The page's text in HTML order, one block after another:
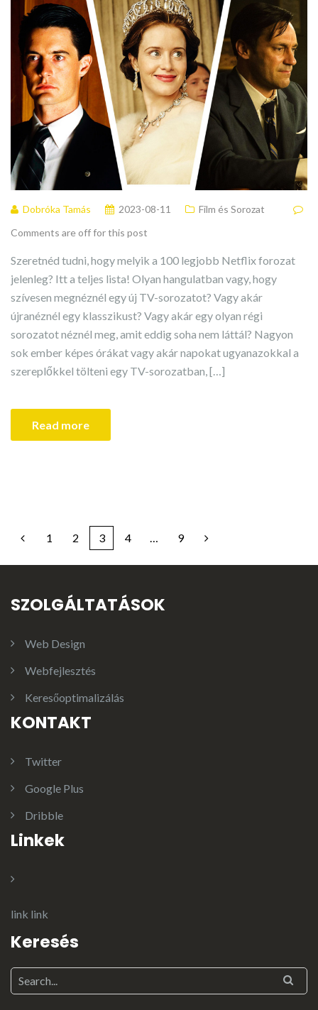
Dobróka Tamás 2023-08-11
Film és Sorozat
Comments are off for this post
Szeretnéd tudni, hogy melyik a 100 legjobb Netflix forozat
jelenleg? Itt a teljes lista! Olyan hangulatban vagy, hogy
szívesen megnéznél egy új TV-sorozatot? Vagy akár
újranéznél egy klasszikust? Vagy akár egy olyan régi
sorozatot néznél meg, amit eddig soha nem láttál? Nagyon
sok ember képes órákat vagy akár napokat ugyanazokkal a
szereplőkkel tölteni egy TV-sorozatban, […]
Read more
1 2 3 4 … 9
SZOLGÁLTATÁSOK
Web Design
Webfejlesztés
Keresőoptimalizálás
KONTAKT
Twitter
Google Plus
Dribble
Linkek
link link
Keresés